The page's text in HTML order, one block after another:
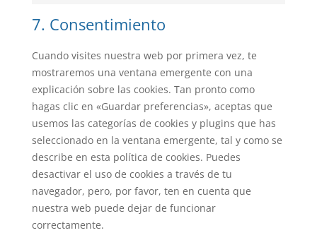
7. Consentimiento
Cuando visites nuestra web por primera vez, te
mostraremos una ventana emergente con una
explicación sobre las cookies. Tan pronto como
hagas clic en «Guardar preferencias», aceptas que
usemos las categorías de cookies y plugins que has
seleccionado en la ventana emergente, tal y como se
describe en esta política de cookies. Puedes
desactivar el uso de cookies a través de tu
navegador, pero, por favor, ten en cuenta que
nuestra web puede dejar de funcionar
correctamente.